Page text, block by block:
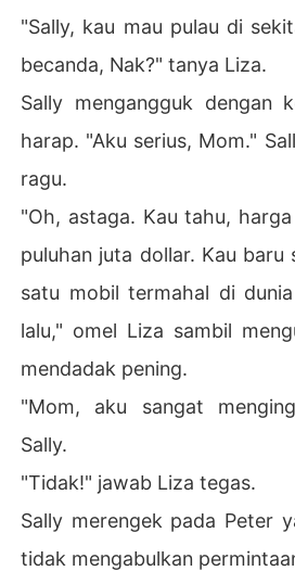
"Sally, kau mau pulau di
becanda, Nak?" tanya Liza.
Sally mengangguk dengan
harap. "Aku serius, Mom."
ragu.
"Oh, astaga. Kau tahu,
puluhan juta dollar. Kau baru
satu mobil termahal di
lalu," omel Liza sambil
mendadak pening.
"Mom, aku sangat
Sally.
"Tidak!" jawab Liza tegas.
Sally merengek pada Peter
tidak mengabulkan